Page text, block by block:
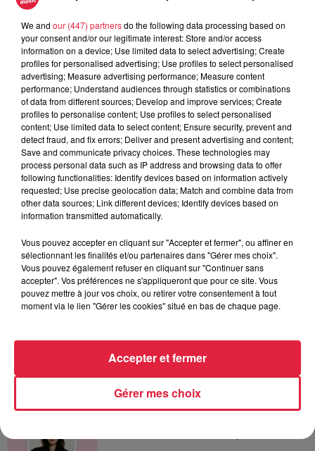
5 août 2026
Europa-Park : des précisons sur
l’après Euro-Mir
Dans la même série
Amir, il revient sur ses 10 ans de
carrière !
Les interviews des artistes Top Music
We and our (447) partnersdo the following data processing based on
your consent and/or our legitimate interest: Store and/or access
information on a device; Use limited data to select advertising; Create
profiles for personalised advertising; Use profiles to select personalised
advertising; Measure advertising performance; Measure content
performance; Understand audiences through statistics or combinations
of data from different sources; Develop and improve services; Create
profiles to personalise content; Use profiles to select personalised
content; Use limited data to select content; Ensure security, prevent and
detect fraud, and fix errors; Deliver and present advertising and content;
Save and communicate privacy choices. These technologies may
process personal data such as IP address and browsing data to offer
following functionalities: Identify devices based on information actively
requested; Use precise geolocation data; Match and combine data from
other data sources; Link different devices; Identify devices based on
information transmitted automatically.
Vous pouvez accepter en cliquant sur "Accepter et fermer", ou affiner en
sélectionnant les finalités et/ou partenaires dans "Gérer mes choix".
Vous pouvez également refuser en cliquant sur "Continuer sans
accepter". Vos préférences ne s'appliqueront que pour ce site. Vous
pouvez mettre à jour vos choix, ou retirer votre consentement à tout
moment via le lien "Gérer les cookies" situé en bas de chaque page.
Gérer mes choix
Accepter et fermer